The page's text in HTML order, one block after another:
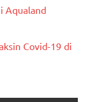
Aqualand
Covid-19 di